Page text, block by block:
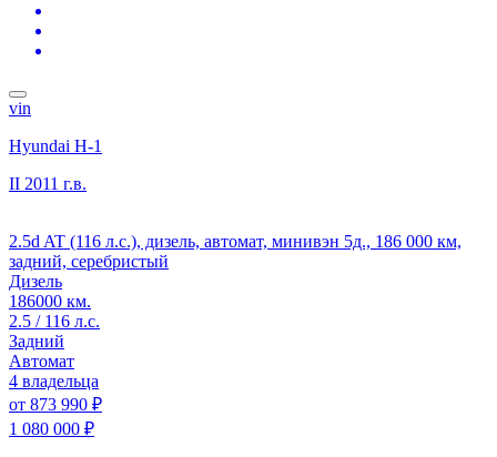
vin
Hyundai H-1
II 2011 г.в.
2.5d AT (116 л.с.), дизель, автомат, минивэн 5д., 186 000 км,
задний, серебристый
Дизель
186000 км.
2.5 / 116 л.с.
Задний
Автомат
4 владельца
от 873 990 ₽
1 080 000 ₽